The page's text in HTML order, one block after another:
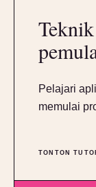
Pelajari
memulai
TONTON